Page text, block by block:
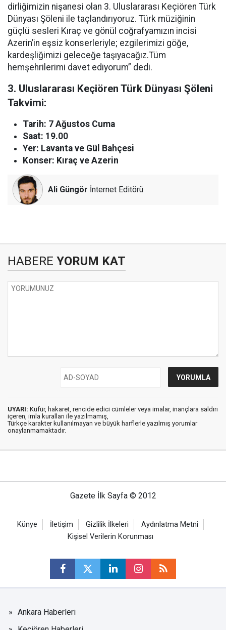
dirliğimizin nişanesi olan 3. Uluslararası Keçiören Türk
Dünyası Şöleni ile taçlandırıyoruz. Türk müziğinin
güçlü sesleri Kıraç ve gönül coğrafyamızın incisi
Azerin’in eşsiz konserleriyle; ezgilerimizi göğe,
kardeşliğimizi geleceğe taşıyacağız.Tüm
hemşehrilerimi davet ediyorum” dedi.
3. Uluslararası Keçiören Türk Dünyası Şöleni
Takvimi:
Tarih: 7 Ağustos Cuma
Saat: 19.00
Yer: Lavanta ve Gül Bahçesi
Konser: Kıraç ve Azerin
Ali Güngör İnternet Editörü
HABERE YORUM KAT
UYARI: Küfür, hakaret, rencide edici cümleler veya imalar, inançlara saldırı
içeren, imla kuralları ile yazılmamış,
Türkçe karakter kullanılmayan ve büyük harflerle yazılmış yorumlar
onaylanmamaktadır.
Gazete İlk Sayfa © 2012
Künye İletişim Gizlilik İlkeleri
Aydınlatma Metni
Kişisel Verilerin Korunması
Ankara Haberleri